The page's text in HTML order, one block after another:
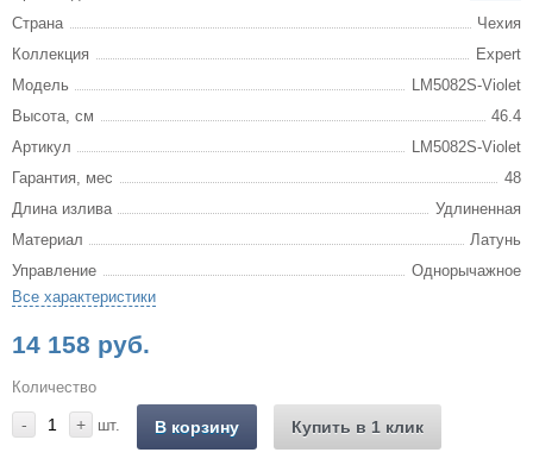
Страна
Чехия
Коллекция
Expert
Модель
LM5082S-Violet
Высота, см
46.4
Артикул
LM5082S-Violet
Гарантия, мес
48
Длина излива
Удлиненная
Материал
Латунь
Управление
Однорычажное
Все характеристики
14 158 руб.
Количество
- + шт. В корзину Купить в 1 клик